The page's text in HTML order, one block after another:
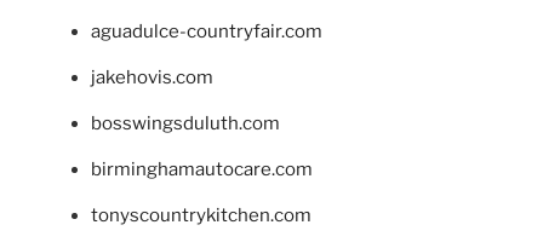
aguadulce-countryfair.com
jakehovis.com
bosswingsduluth.com
birminghamautocare.com
tonyscountrykitchen.com